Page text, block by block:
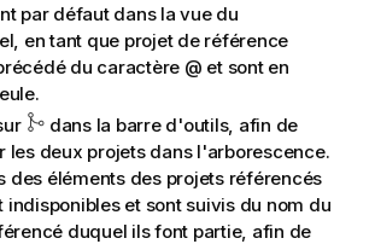
par défaut dans la vue du
en tant que projet de référence
du caractère @ et sont en
dans la barre d'outils, afin de
les deux projets dans l'arborescence.
des éléments des projets référencés
indisponibles et sont suivis du nom du
duquel ils font partie, afin de